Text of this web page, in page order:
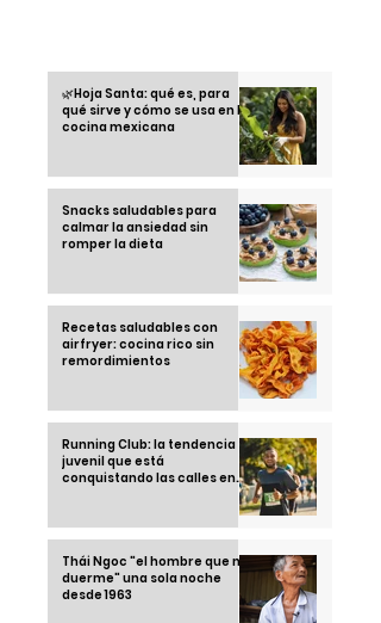
🌿Hoja Santa: qué es, para
qué sirve y cómo se usa en la
cocina mexicana
Snacks saludables para
calmar la ansiedad sin
romper la dieta
Recetas saludables con
airfryer: cocina rico sin
remordimientos
Running Club: la tendencia
juvenil que está
conquistando las calles en
Thái Ngoc "el hombre que no
duerme" una sola noche
desde 1963